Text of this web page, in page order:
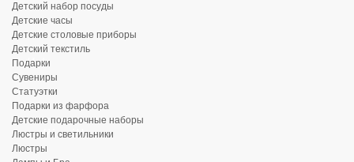
Детский набор посуды
Детские часы
Детские столовые приборы
Детский текстиль
Подарки
Сувениры
Статуэтки
Подарки из фарфора
Детские подарочные наборы
Люстры и светильники
Люстры